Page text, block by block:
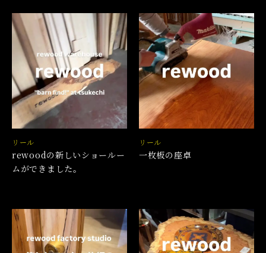
リール
rewoodの新しいショールー
ムができました。
リール
一枚板の座卓